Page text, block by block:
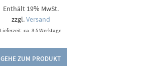
Enthält 19% MwSt.
zzgl.Versand
Lieferzeit: ca. 3-5 Werktage
GEHE ZUM PRODUKT